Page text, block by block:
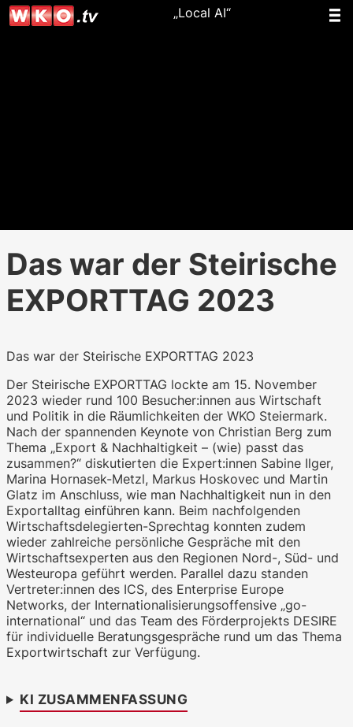
„Local AI“
Das war der Steirische
EXPORTTAG 2023
Das war der Steirische EXPORTTAG 2023
Der Steirische EXPORTTAG lockte am 15. November
2023 wieder rund 100 Besucher:innen aus Wirtschaft
und Politik in die Räumlichkeiten der WKO Steiermark.
Nach der spannenden Keynote von Christian Berg zum
Thema „Export & Nachhaltigkeit – (wie) passt das
zusammen?“ diskutierten die Expert:innen Sabine Ilger,
Marina Hornasek-Metzl, Markus Hoskovec und Martin
Glatz im Anschluss, wie man Nachhaltigkeit nun in den
Exportalltag einführen kann. Beim nachfolgenden
Wirtschaftsdelegierten-Sprechtag konnten zudem
wieder zahlreiche persönliche Gespräche mit den
Wirtschaftsexperten aus den Regionen Nord-, Süd- und
Westeuropa geführt werden. Parallel dazu standen
Vertreter:innen des ICS, des Enterprise Europe
Networks, der Internationalisierungsoffensive „go-
international“ und das Team des Förderprojekts DESIRE
für individuelle Beratungsgespräche rund um das Thema
Exportwirtschaft zur Verfügung.
KI ZUSAMMENFASSUNG
WKO.tv KI (lokales LLM gemma-4-
26b-a4b-it, Blackwell)